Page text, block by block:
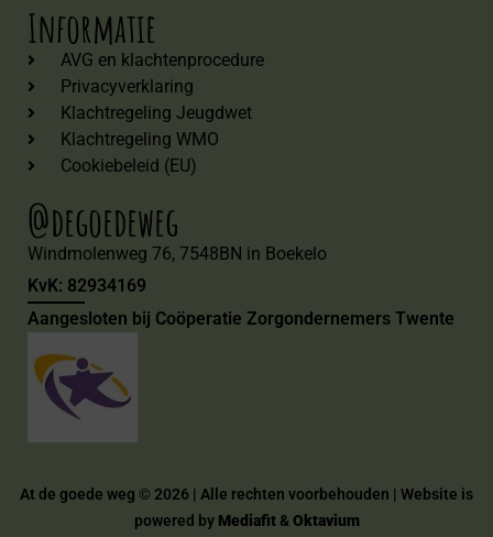
Informatie
AVG en klachtenprocedure
Privacyverklaring
Klachtregeling Jeugdwet
Klachtregeling WMO
Cookiebeleid (EU)
@degoedeweg
Windmolenweg 76, 7548BN in Boekelo
KvK: 82934169
Aangesloten bij Coöperatie Zorgondernemers Twente
At de goede weg © 2026 | Alle rechten voorbehouden | Website is
powered by Mediafit& Oktavium